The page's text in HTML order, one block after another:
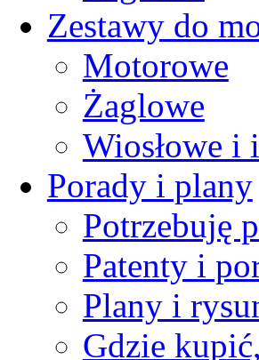
Zestawy do
Motorowe
Żaglowe
Wiosłowe i
Porady i plany
Potrzebuję
Patenty i
Plany i
Gdzie